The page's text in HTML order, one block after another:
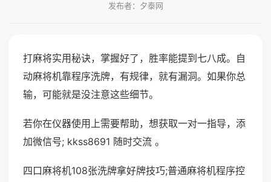
发布者：夕泰网
打麻将实用秘诀，掌握好了，胜率能提到七八成。自
动麻将机靠程序洗牌，有规律，就有漏洞。如果你总
输，可能就是没注意这些细节。
若你在仪器使用上需要帮助，想获取一对一指导，添
加微信号; kkss8691 随时交流 。
四口麻将机108张洗牌拿好牌技巧;普通麻将机程序控